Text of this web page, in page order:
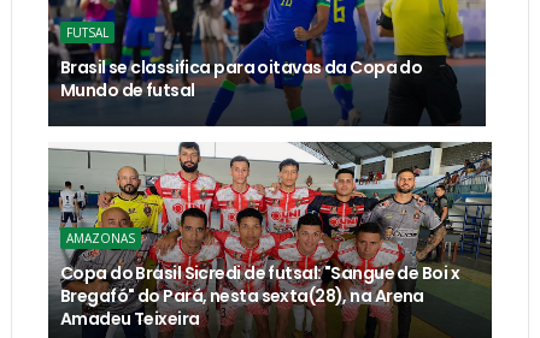
FUTSAL
Brasil se classifica para oitavas da Copa do
Mundo de futsal
AMAZONAS
Copa do Brasil Sicredi de futsal: "Sangue de Boi x
Bregafó" do Pará, nesta sexta(28), na Arena
Amadeu Teixeira